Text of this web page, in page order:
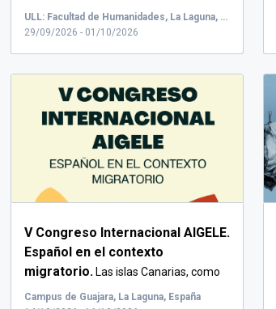
democracia(s): memoria,
transiciones y resistencia en las
ULL: Facultad de Humanidades, La Laguna, España
29/09/2026 - 01/10/2026
V Congreso Internacional AIGELE.
Español en el contexto
migratorio. Las islas Canarias, como
territorio...
Campus de Guajara, La Laguna, España